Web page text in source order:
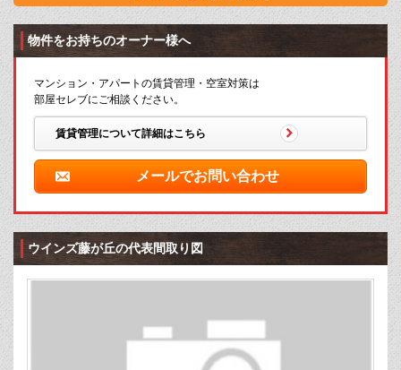
物件をお持ちのオーナー様へ
マンション・アパートの賃貸管理・空室対策は
部屋セレブにご相談ください。
賃貸管理について詳細はこちら
メールでお問い合わせ
ウインズ藤が丘の代表間取り図